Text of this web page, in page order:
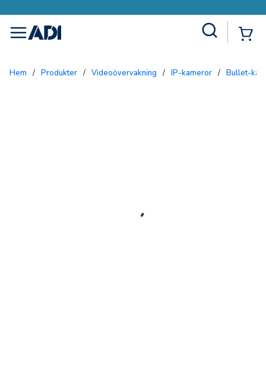
menu
Hem / Produkter / Videoövervakning / IP-kameror / Bullet-